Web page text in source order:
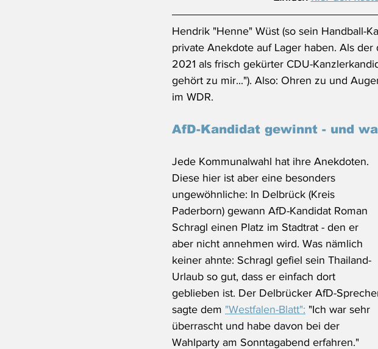
Hendrik "Henne" Wüst (so sein Handball-
private Anekdote auf Lager haben. Als
2021 als frisch gekürter CDU-
gehört zu mir..."). Also: Ohren zu und
im WDR.
AfD-Kandidat gewinnt - und
Jede Kommunalwahl hat ihre Anekdoten.
Diese hier ist aber eine besonders
ungewöhnliche: In Delbrück (Kreis
Paderborn) gewann AfD-Kandidat Roman
Schragl einen Platz im Stadtrat - den er
aber nicht annehmen wird. Was nämlich
keiner ahnte: Schragl gefiel sein Thailand-
Urlaub so gut, dass er einfach dort
geblieben ist. Der Delbrücker AfD-
sagte dem "Westfalen-Blatt": "Ich war sehr
überrascht und habe davon bei der
Wahlparty am Sonntagabend erfahren."